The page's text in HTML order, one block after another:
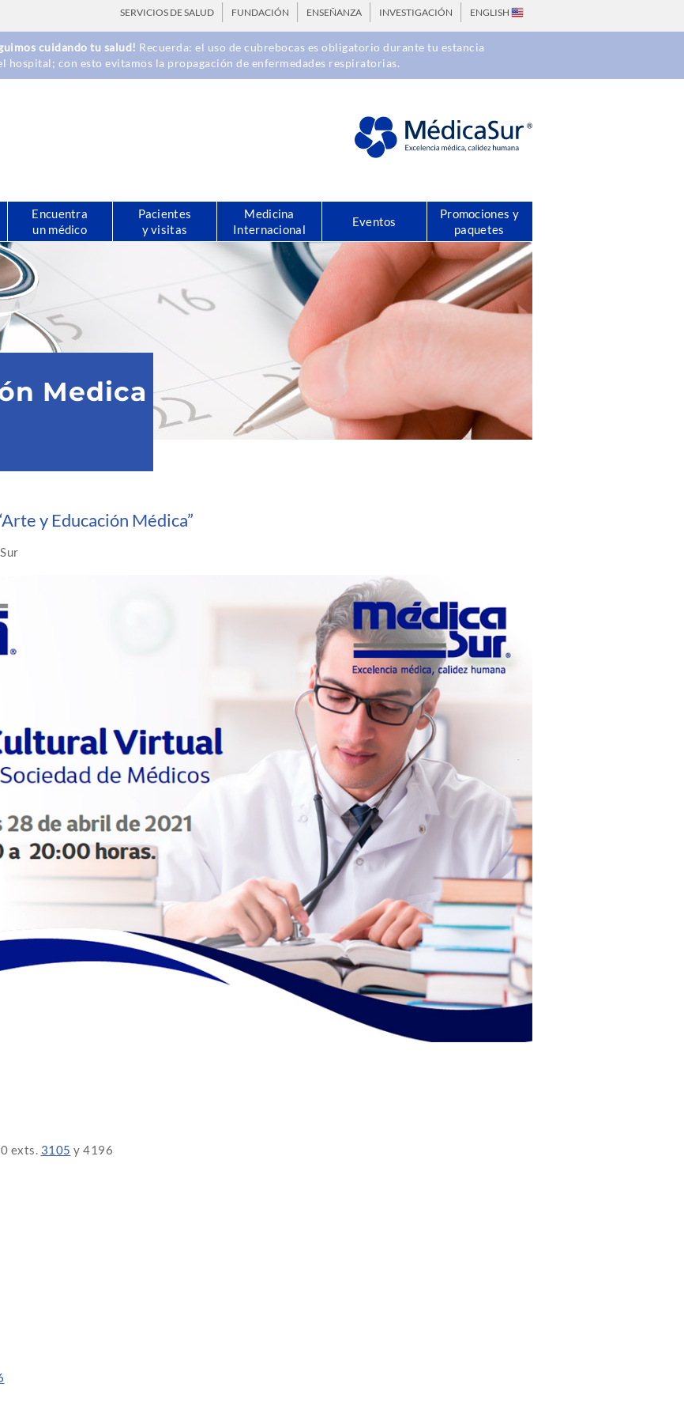
SERVICIOS DE SALUD FUNDACIÓN ENSEÑANZA INVESTIGACIÓN ENGLISH
cuidando tu salud! Recuerda: el uso de cubrebocas es obligatorio durante tu estancia
hospital; con esto evitamos la propagación de enfermedades respiratorias.
Encuentra
un médico
Pacientes
y visitas
Medicina
Internacional
Eventos
Promociones y
paquetes
Medica
y Educación Médica”
exts. 3105 y 4196